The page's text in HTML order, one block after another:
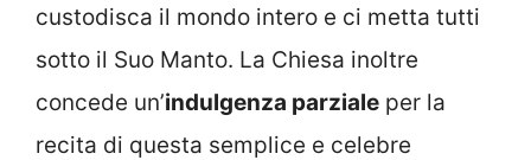
custodisca il mondo intero e ci metta tutti
sotto il Suo Manto. La Chiesa inoltre
concede un’indulgenza parziale per la
recita di questa semplice e celebre